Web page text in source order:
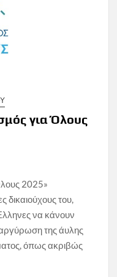
για Όλους
2025»
δικαιούχους του,
να κάνουν
της άυλης
όπως ακριβώς